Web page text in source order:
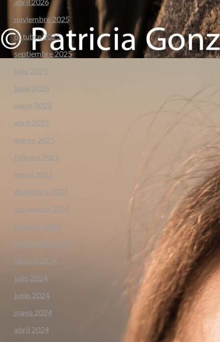
noviembre 2025
octubre 2025
septiembre 2025
julio 2025
junio 2025
mayo 2025
abril 2025
marzo 2025
febrero 2025
enero 2025
diciembre 2024
noviembre 2024
octubre 2024
septiembre 2024
agosto 2024
julio 2024
junio 2024
mayo 2024
abril 2024